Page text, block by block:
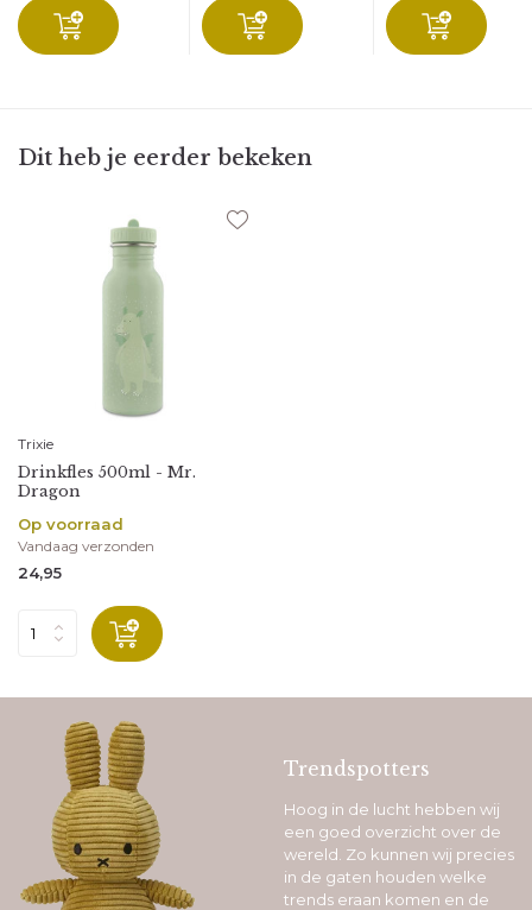
Dit heb je eerder bekeken
Trixie
Drinkfles 500ml - Mr.
Dragon
Op voorraad
Vandaag verzonden
24,95
Trendspotters
Hoog in de lucht hebben wij
een goed overzicht over de
wereld. Zo kunnen wij precies
in de gaten houden welke
trends eraan komen en de